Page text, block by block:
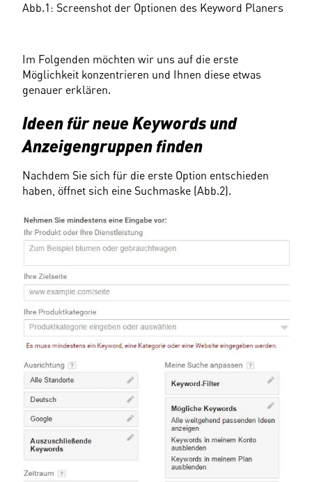
Abb.1: Screenshot der Optionen des Keyword Planers
Im Folgenden möchten wir uns auf die erste
Möglichkeit konzentrieren und Ihnen diese etwas
genauer erklären.
Ideen für neue Keywords und
Anzeigengruppen finden
Nachdem Sie sich für die erste Option entschieden
haben, öffnet sich eine Suchmaske (Abb.2).